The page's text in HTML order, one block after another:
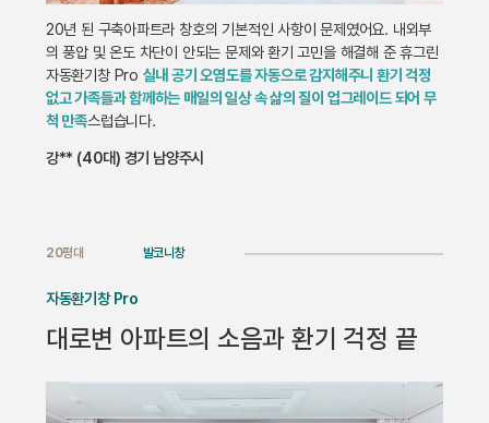
20년 된 구축아파트라 창호의 기본적인 사항이 문제였어요. 내외부
의 풍압 및 온도 차단이 안되는 문제와 환기 고민을 해결해 준 휴그린
자동환기창 Pro 실내 공기 오염도를 자동으로 감지해주니 환기 걱정
없고 가족들과 함께하는 매일의 일상 속 삶의 질이 업그레이드 되어 무
척 만족스럽습니다.
강** (40대) 경기 남양주시
20평대 발코니창
자동환기창 Pro
대로변 아파트의 소음과 환기 걱정 끝